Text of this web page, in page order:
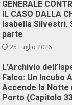
GENERALE
IL CASO DALLA
Isabella Silvestri.
parte
25 Luglio 2026
L’Archivio
Falco: Un Incubo
Accende la Notte
Porto (Capitolo